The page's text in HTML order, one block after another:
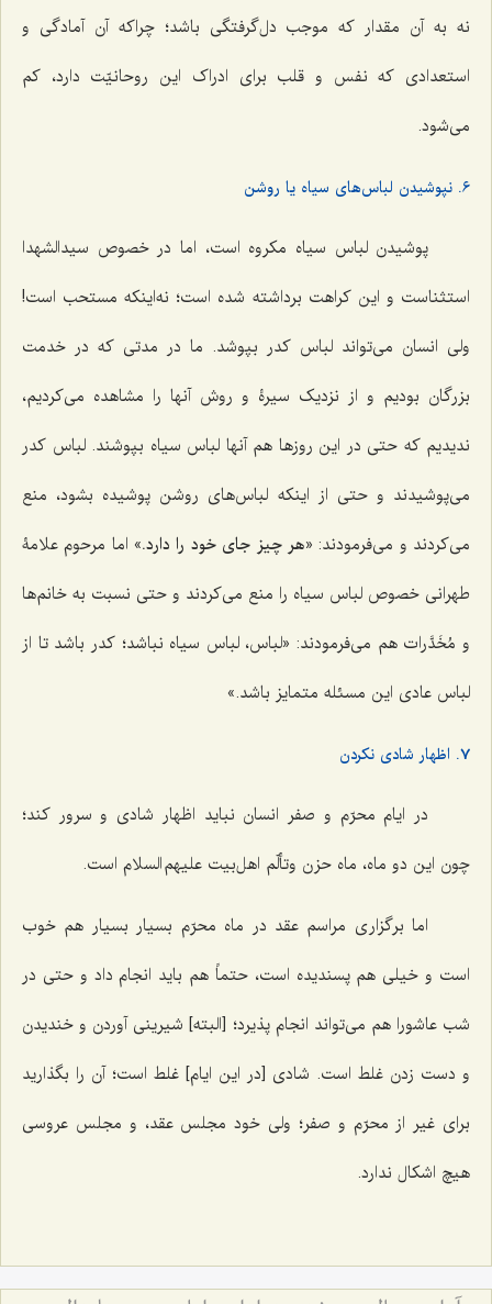
نه به آن مقدار که موجب دل‌گرفتگی باشد؛ چراکه آن آمادگی و
استعدادی که نفس و قلب برای ادراک این روحانیّت دارد، کم
می‌شود.
6. نپوشیدن لباس‌های سیاه یا روشن
پوشیدن لباس سیاه مکروه است، اما در خصوص سیدالشهدا
استثناست و این کراهت برداشته شده است؛ نه‌اینکه مستحب است!
ولی انسان می‌تواند لباس کدر بپوشد. ما در مدتی که در خدمت
بزرگان بودیم و از نزدیک سیرۀ و روش آنها را مشاهده می‌کردیم،
ندیدیم که حتی در این روزها هم آنها لباس سیاه بپوشند. لباس کدر
می‌پوشیدند و حتی از اینکه لباس‌های روشن پوشیده بشود، منع
می‌کردند و می‌فرمودند: «هر چیز جای خود را دارد.» اما مرحوم علامۀ
طهرانی خصوص لباس سیاه را منع می‌کردند و حتی نسبت به خانم‌ها
و مُخَدَّرات هم می‌فرمودند: «لباس، لباس سیاه نباشد؛ کدر باشد تا از
لباس عادی این مسئله متمایز باشد.»
7. اظهار شادی نکردن
در ایام محرّم و صفر انسان نباید اظهار شادی و سرور کند؛
چون این دو ماه، ماه حزن وتألّم اهل‌بیت علیهم السلام است.
اما برگزاری مراسم عقد در ماه محرّم بسیار بسیار هم خوب
است و خیلی هم پسندیده است، حتماً هم باید انجام داد و حتی در
شب عاشورا هم می‌تواند انجام پذیرد؛ [البته] شیرینی آوردن و خندیدن
و دست زدن غلط است. شادی [در این ایام] غلط است؛ آن را بگذارید
برای غیر از محرّم و صفر؛ ولی خود مجلس عقد، و مجلس عروسی
هیچ اشکال ندارد.